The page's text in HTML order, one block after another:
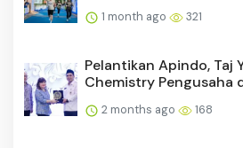
1 month ago 321
Pelantikan Apindo, Taj
Chemistry Pengusaha
2 months ago 168